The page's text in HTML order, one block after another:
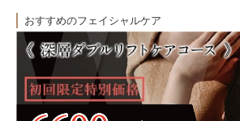
おすすめのフェイシャルケア